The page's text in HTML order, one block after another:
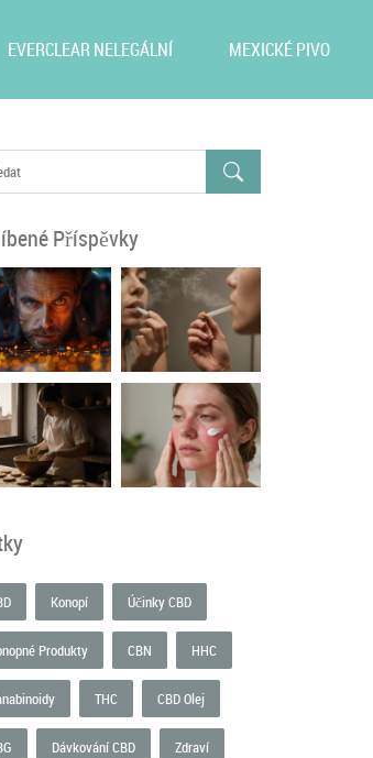
EVERCLEAR NELEGÁLNÍ MEXICKÉ PIVO
Příspěvky
Konopí Účinky CBD
Produkty CBN HHC
THC CBD Olej
Dávkování CBD Zdraví